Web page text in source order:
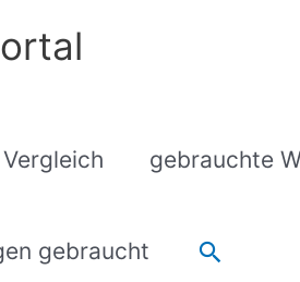
gebrauchte
gebraucht Suchen